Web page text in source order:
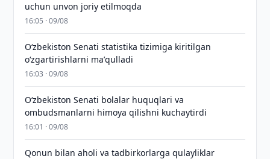
uchun unvon joriy etilmoqda
16:05 · 09/08
Oʻzbekiston Senati statistika tizimiga kiritilgan
oʻzgartirishlarni maʼqulladi
16:03 · 09/08
Oʻzbekiston Senati bolalar huquqlari va
ombudsmanlarni himoya qilishni kuchaytirdi
16:01 · 09/08
Qonun bilan aholi va tadbirkorlarga qulayliklar